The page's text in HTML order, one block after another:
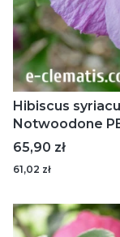
Hibiscus
Notwoodone
Cena
65,90 zł
61,02 zł